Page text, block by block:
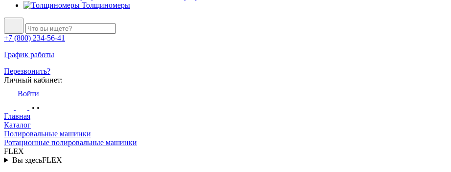
Толщиномеры
+7 (800) 234-56-41
График работы
Перезвонить?
Личный кабинет:
Войти
Главная
Каталог
Полировальные машинки
Ротационные полировальные машинки
FLEX
Вы здесьFLEX